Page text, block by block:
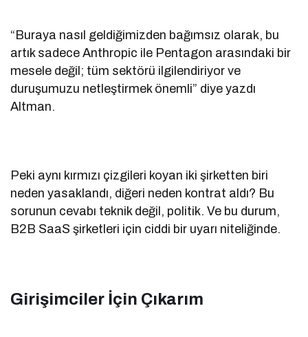
“Buraya nasıl geldiğimizden bağımsız olarak, bu
artık sadece Anthropic ile Pentagon arasındaki bir
mesele değil; tüm sektörü ilgilendiriyor ve
duruşumuzu netleştirmek önemli” diye yazdı
Altman.
Peki aynı kırmızı çizgileri koyan iki şirketten biri
neden yasaklandı, diğeri neden kontrat aldı? Bu
sorunun cevabı teknik değil, politik. Ve bu durum,
B2B SaaS şirketleri için ciddi bir uyarı niteliğinde.
Girişimciler İçin Çıkarım